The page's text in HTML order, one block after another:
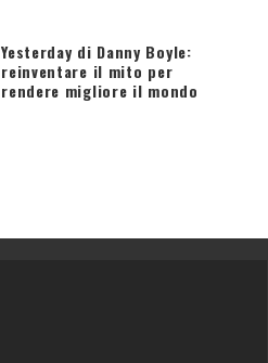
Yesterday di Danny Boyle:
reinventare il mito per
rendere migliore il mondo